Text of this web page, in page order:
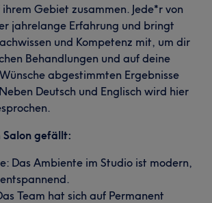
Gebiet zusammen. Jede*r von
jahrelange Erfahrung und bringt
und Kompetenz mit, um dir
Behandlungen und auf deine
abgestimmten Ergebnisse
Deutsch und Englisch wird hier
Salon gefällt:
Das Ambiente im Studio ist modern,
Team hat sich auf Permanent